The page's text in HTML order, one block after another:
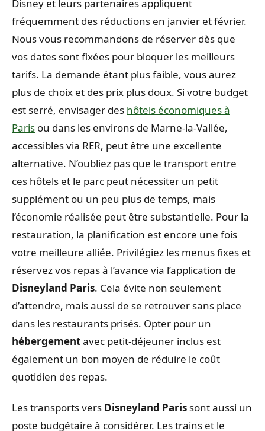
Disney et leurs partenaires appliquent
fréquemment des réductions en janvier et février.
Nous vous recommandons de réserver dès que
vos dates sont fixées pour bloquer les meilleurs
tarifs. La demande étant plus faible, vous aurez
plus de choix et des prix plus doux. Si votre budget
est serré, envisager des hôtels économiques à
Paris ou dans les environs de Marne-la-Vallée,
accessibles via RER, peut être une excellente
alternative. N’oubliez pas que le transport entre
ces hôtels et le parc peut nécessiter un petit
supplément ou un peu plus de temps, mais
l’économie réalisée peut être substantielle. Pour la
restauration, la planification est encore une fois
votre meilleure alliée. Privilégiez les menus fixes et
réservez vos repas à l’avance via l’application de
Disneyland Paris. Cela évite non seulement
d’attendre, mais aussi de se retrouver sans place
dans les restaurants prisés. Opter pour un
hébergementavec petit-déjeuner inclus est
également un bon moyen de réduire le coût
quotidien des repas.
Les transports vers Disneyland Paris sont aussi un
poste budgétaire à considérer. Les trains et le